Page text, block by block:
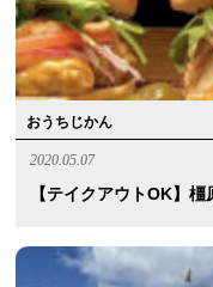
おうちじかん
2020.05.07
【テイクアウトOK】